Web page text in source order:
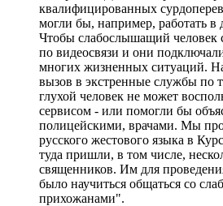
квалифицированных
могли бы, например, работать в
Чтобы слабослышащий человек
по видеосвязи и они
многих жизненных ситуаций.
вызов в экстренные службы по
глухой человек не может
сервисом - или помогли бы
полицейскими, врачами. Мы
русского жестового языка в
туда пришли, в том числе,
священников. Им для
было научиться общаться со
прихожанами".